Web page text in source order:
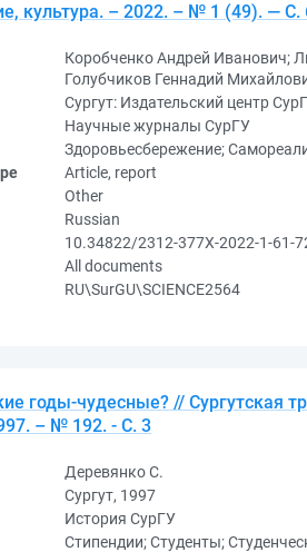
культура. – 2022. – № 1 (49). — С.
Коробченко Андрей Иванович;
Голубчиков Геннадий
Сургут: Издательский центр
Научные журналы СурГУ
Здоровьесбережение;
Article, report
Other
Russian
10.34822/2312-377X-2022-1-61-
All documents
RU\SurGU\SCIENCE2564
годы-чудесные? // Сургутская
– № 192. - С. 3
Деревянко С.
Сургут, 1997
История СурГУ
Стипендии; Студенты;